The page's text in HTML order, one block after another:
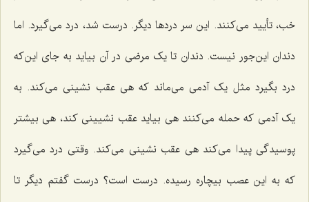
خب، تأیید می‌کنند. این سر دردها دیگر. درست شد، درد می‌گیرد. اما
دندان این‌جور نیست. دندان تا یک مرضی در آن بیاید به جای این‌که
درد بگیرد مثل یک آدمی می‌ماند که هی عقب نشینی می‌کند. به
یک آدمی که حمله می‌کنند هی بیاید عقب نشیینی کند، هی بیشتر
پوسیدگی پیدا می‌کند هی عقب نشینی می‌کند. وقتی درد می‌گیرد
که به این عصب بیچاره رسیده. درست است؟ درست گفتم دیگر تا